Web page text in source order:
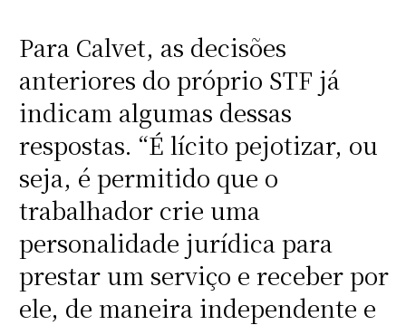
Para Calvet, as decisões
anteriores do próprio STF já
indicam algumas dessas
respostas. “É lícito pejotizar, ou
seja, é permitido que o
trabalhador crie uma
personalidade jurídica para
prestar um serviço e receber por
ele, de maneira independente e